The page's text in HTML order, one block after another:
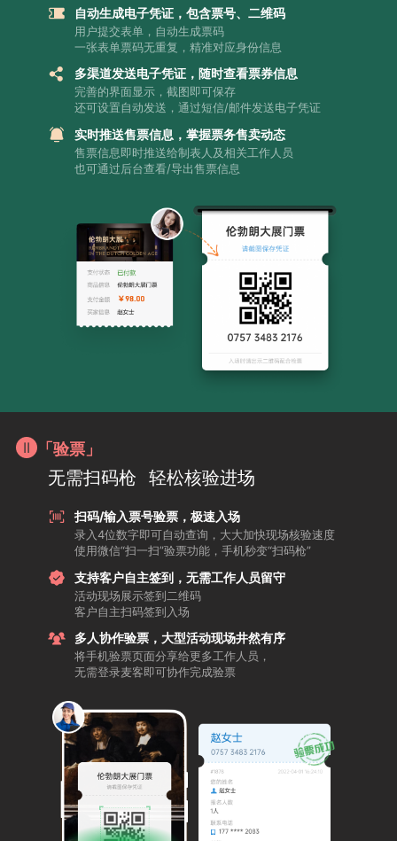
自动生成电子凭证，包含票号、二维码
用户提交表单，自动生成票码
一张表单票码无重复，精准对应身份信息
多渠道发送电子凭证，随时查看票券信息
完善的界面显示，截图即可保存
还可设置自动发送，通过短信/邮件发送电子凭证
实时推送售票信息，掌握票务售卖动态
售票信息即时推送给制表人及相关工作人员
也可通过后台查看/导出售票信息
「验票」
无需扫码枪 轻松核验进场
扫码/输入票号验票，极速入场
录入4位数字即可自动查询，大大加快现场核验速度
使用微信“扫一扫”验票功能，手机秒变“扫码枪”
支持客户自主签到，无需工作人员留守
活动现场展示签到二维码
客户自主扫码签到入场
多人协作验票，大型活动现场井然有序
将手机验票页面分享给更多工作人员，
无需登录麦客即可协作完成验票